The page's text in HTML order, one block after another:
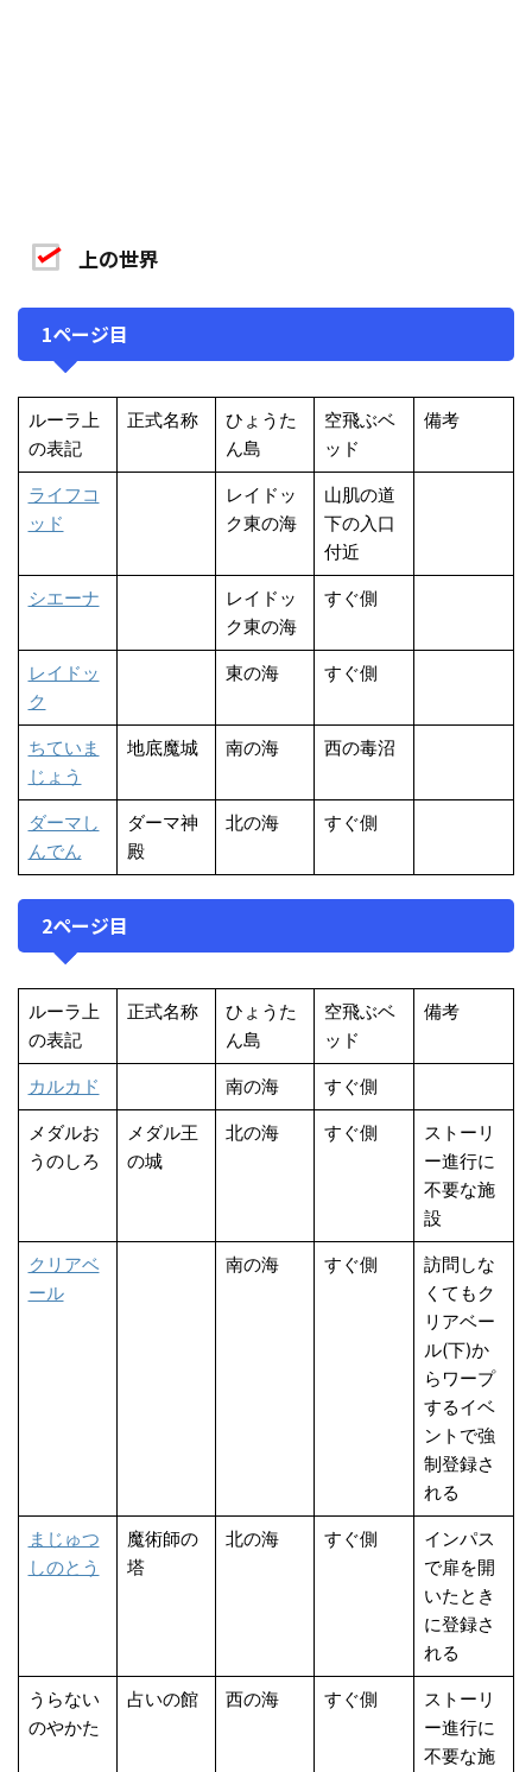
上の世界
1ページ目
ルーラ上
の表記
正式名称
ひょうた
ん島
空飛ぶベ
ッド
備考
ライフコ
ッド
レイドッ
ク東の海
山肌の道
下の入口
付近
シエーナ
レイドッ
ク東の海
すぐ側
レイドッ
ク
東の海 すぐ側
ちていま
じょう
地底魔城 南の海 西の毒沼
ダーマし
んでん
ダーマ神
殿
北の海 すぐ側
2ページ目
ルーラ上
の表記
正式名称
ひょうた
ん島
空飛ぶベ
ッド
備考
カルカド 南の海 すぐ側
メダルお
うのしろ
メダル王
の城
北の海 すぐ側
ストーリ
ー進行に
不要な施
設
クリアベ
ール
南の海 すぐ側
訪問しな
くてもク
リアベー
ル(下)か
らワープ
するイベ
ントで強
制登録さ
れる
まじゅつ
しのとう
魔術師の
塔
北の海 すぐ側
インパス
で扉を開
いたとき
に登録さ
れる
うらない
のやかた
占いの館 西の海 すぐ側
ストーリ
ー進行に
不要な施